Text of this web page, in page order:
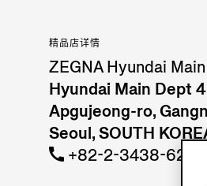
精品店详情
ZEGNA Hyundai
Hyundai Main Dept
Apgujeong-ro,
Seoul, SOUTH
+82-2-3438-6215